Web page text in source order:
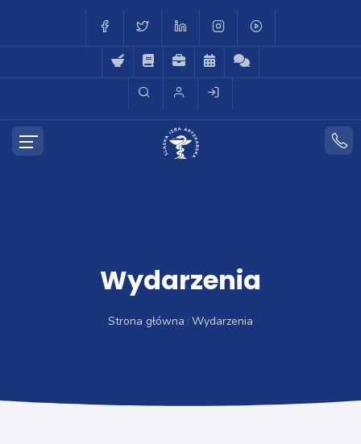
Wydarzenia
Strona główna Wydarzenia